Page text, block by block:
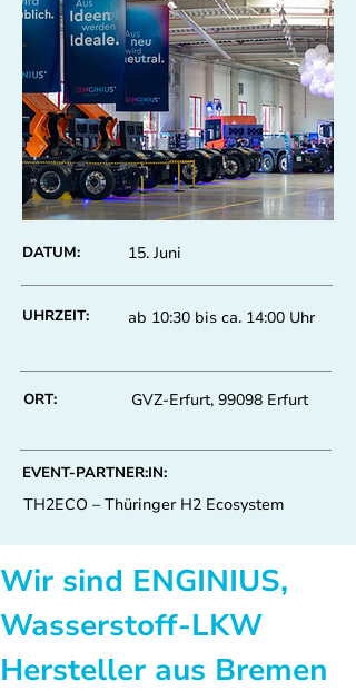
DATUM: 15. Juni
UHRZEIT: ab 10:30 bis ca. 14:00 Uhr
ORT: GVZ-Erfurt, 99098 Erfurt
EVENT-PARTNER:IN:
TH2ECO – Thüringer H2 Ecosystem
Wir sind ENGINIUS,
Wasserstoff-LKW
Hersteller aus Bremen